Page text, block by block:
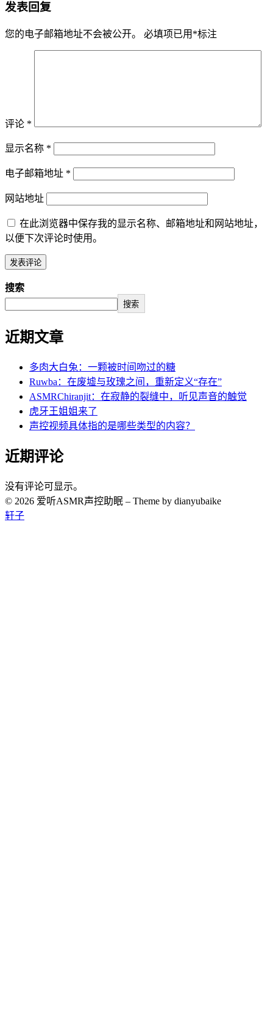
发表回复
您的电子邮箱地址不会被公开。 必填项已用 *标注
评论 *
显示名称 *
电子邮箱地址 *
网站地址
在此浏览器中保存我的显示名称、邮箱地址和网站地址，
以便下次评论时使用。
搜索
搜索
近期文章
多肉大白兔：一颗被时间吻过的糖
Ruwba：在废墟与玫瑰之间，重新定义“存在”
ASMRChiranjit：在寂静的裂缝中，听见声音的触觉
虎牙王姐姐来了
声控视频具体指的是哪些类型的内容？
近期评论
没有评论可显示。
© 2026 爱听ASMR声控助眠 – Theme by dianyubaike
轩子